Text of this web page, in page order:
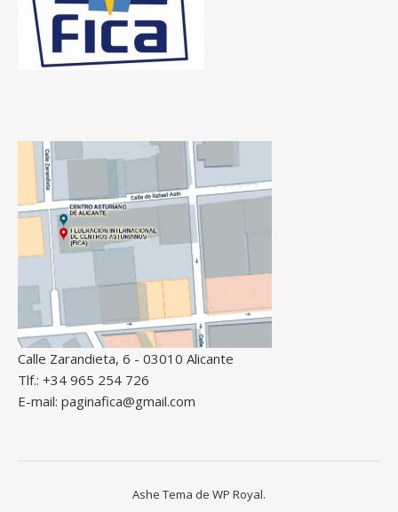
Calle Zarandieta, 6 - 03010 Alicante
Tlf.: +34 965 254 726
E-mail: paginafica@gmail.com
Ashe Tema de WP Royal.